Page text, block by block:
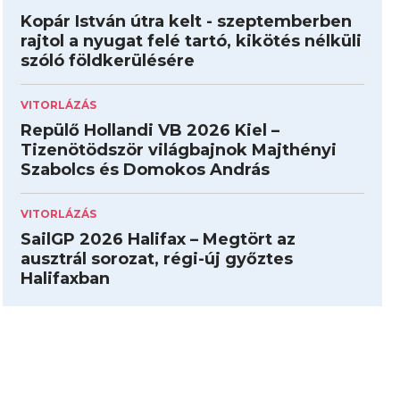
Kopár István útra kelt - szeptemberben
rajtol a nyugat felé tartó, kikötés nélküli
szóló földkerülésére
VITORLÁZÁS
Repülő Hollandi VB 2026 Kiel –
Tizenötödször világbajnok Majthényi
Szabolcs és Domokos András
VITORLÁZÁS
SailGP 2026 Halifax – Megtört az
ausztrál sorozat, régi-új győztes
Halifaxban